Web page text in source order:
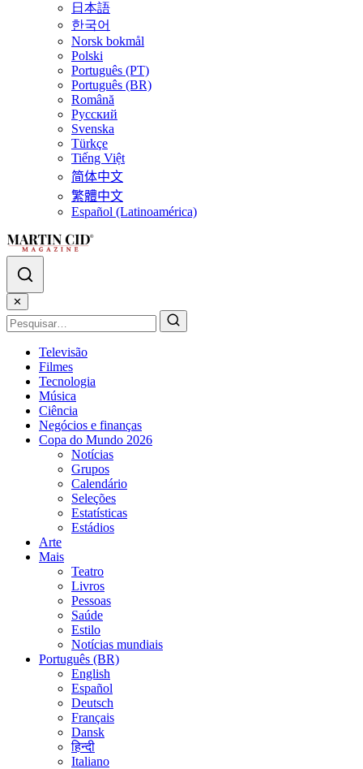
日本語
한국어
Norsk bokmål
Polski
Português (PT)
Português (BR)
Română
Русский
Svenska
Türkçe
Tiếng Việt
简体中文
繁體中文
Español (Latinoamérica)
✕
Televisão
Filmes
Tecnologia
Música
Ciência
Negócios e finanças
Copa do Mundo 2026
Notícias
Grupos
Calendário
Seleções
Estatísticas
Estádios
Arte
Mais
Teatro
Livros
Pessoas
Saúde
Estilo
Notícias mundiais
Português (BR)
English
Español
Deutsch
Français
Dansk
हिन्दी
Italiano